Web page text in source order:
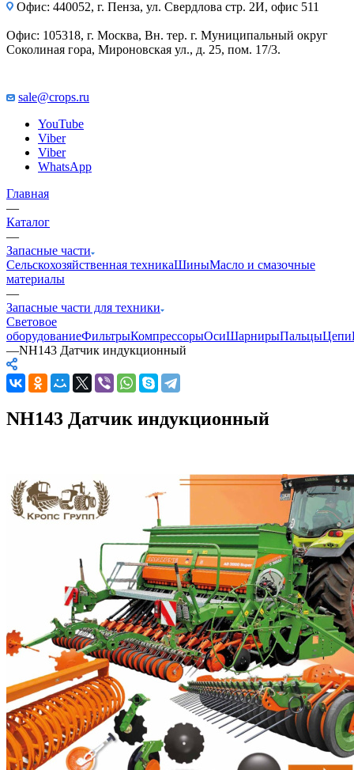
Офис: 440052, г. Пенза, ул. Свердлова стр. 2И, офис 511
Офис: 105318, г. Москва, Вн. тер. г. Муниципальный округ
Соколиная гора, Мироновская ул., д. 25, пом. 17/3.
sale@crops.ru
YouTube
Viber
Viber
WhatsApp
Главная
—
Каталог
—
Запасные части
Сельскохозяйственная техникаШиныМасло и смазочные
материалы
—
Запасные части для техники
Световое
оборудованиеФильтрыКомпрессорыОсиШарнирыПальцыЦепи
—NH143 Датчик индукционный
NH143 Датчик индукционный